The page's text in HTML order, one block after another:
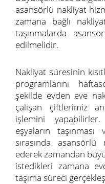
asansörlü nakliyat
zamana bağlı
taşınmalarda
edilmelidir.
Nakliyat süresinin
programlarını
şekilde evden eve
çalışan çiftlerimiz
işlemini
eşyaların
sırasında
ederek zamandan
istedikleri zamana
taşıma süreci